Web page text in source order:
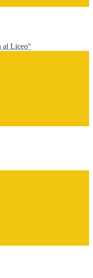
al Liceo"